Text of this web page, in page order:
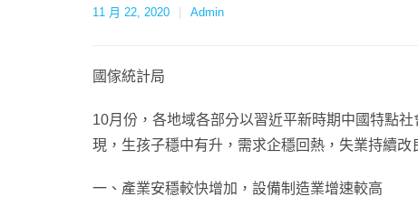
11 月 22, 2020 Admin
國傢統計局
10月份，各地域各部分以習近平新時期中國特點
現，生孩子穩中有升，需求企穩回熱，失業持續
一、產業安穩較快增加，設備制造業增速較高